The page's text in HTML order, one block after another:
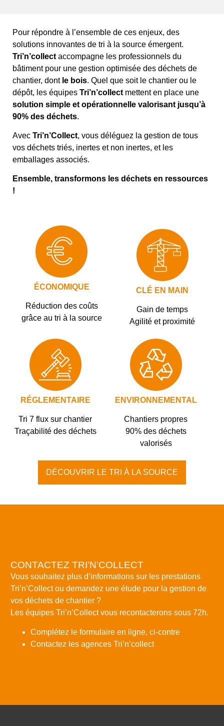
Pour répondre à l’ensemble de ces enjeux, des
solutions innovantes de tri à la source émergent.
Tri’n’collect accompagne les professionnels du
bâtiment pour une gestion optimisée des déchets de
chantier, dont le bois. Quel que soit le chantier ou le
dépôt, les équipes Tri’n’collect mettent en place une
solution simple et opérationnelle valorisant jusqu’à
90% des déchets.
Avec Tri’n’Collect, vous déléguez la gestion de tous
vos déchets triés, inertes et non inertes, et les
emballages associés.
Ensemble, transformons les déchets en ressources
!
ÉCONOMIQUE
Réduction des coûts
grâce au tri à la source
CLÉ EN MAIN
Gain de temps
Agilité et proximité
RÉGLEMENTAIRE
Tri 7 flux sur chantier
Traçabilité des déchets
ENVIRONNEMENTAL
Chantiers propres
90% des déchets
valorisés
DÉCOUVRIR LE TRI À LA SOURCE
CONTACTEZ TRI’N’COLLECT
Vous souhaitez plus d’informations sur les prestations
Tri’n’Collect ou demandez une étude pour la gestion de
vos déchets de chantier ?
Les équipes Tri’n’Collect vous recontacterons sous 72h.
Complétez le formulaire en ligne, ci-contre
Contactez les agences Tri’n’collect